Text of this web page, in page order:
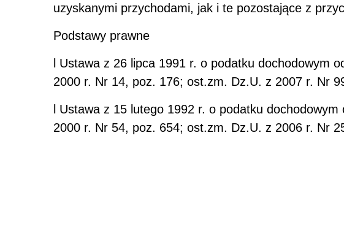
uzyskanymi przychodami, jak i te pozostające z
Podstawy prawne
Ustawa z 26 lipca 1991 r. o podatku dochodowym
2000 r. Nr 14, poz. 176; ost.zm. Dz.U. z 2007 r. Nr
Ustawa z 15 lutego 1992 r. o podatku
2000 r. Nr 54, poz. 654; ost.zm. Dz.U. z 2006 r. Nr